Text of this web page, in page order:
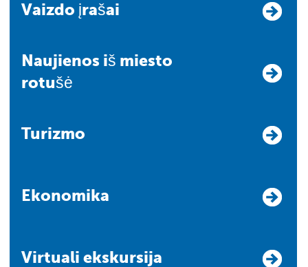
Vaizdo įrašai
Naujienos iš miesto
rotušė
Turizmo
Ekonomika
Virtuali ekskursija